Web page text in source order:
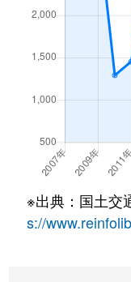
※出典：国土交
s://